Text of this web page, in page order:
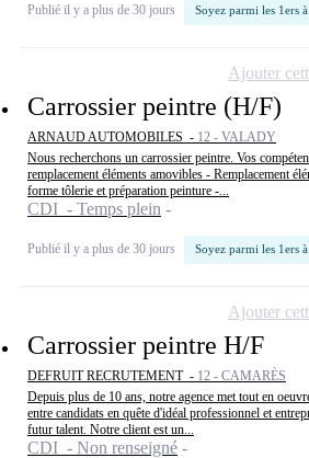
Publié il y a plus de 30 jours Soyez parmi les 1ers
Carrossier peintre (H/F)
ARNAUD AUTOMOBILES - 12 - VALADY
Nous recherchons un carrossier peintre. Vos
remplacement éléments amovibles - Remplacement
forme tôlerie et préparation peinture -...
CDI - Temps plein
Publié il y a plus de 30 jours Soyez parmi les 1ers
Ajouter
Carrossier peintre H/F
DEFRUIT RECRUTEMENT - 12 - CAMARÈS
Depuis plus de 10 ans, notre agence met tout en
entre candidats en quête d'idéal professionnel et
futur talent. Notre client est un...
CDI - Non renseigné
Ajouter